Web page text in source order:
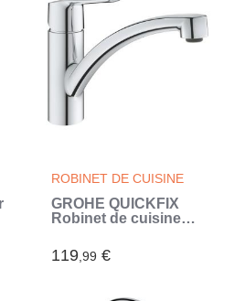
ROBINET DE CUISINE
GROHE QUICKFIX
Robinet de cuisine
Evier Start Chromé
31138002
119,99 €